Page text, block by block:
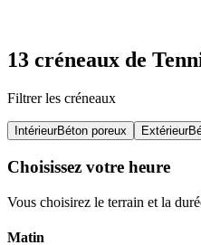
13 créneaux de
Filtrer les créneaux
IntérieurBéton poreux Extérieur
Choisissez votre heure
Vous choisirez le terrain et la
Matin